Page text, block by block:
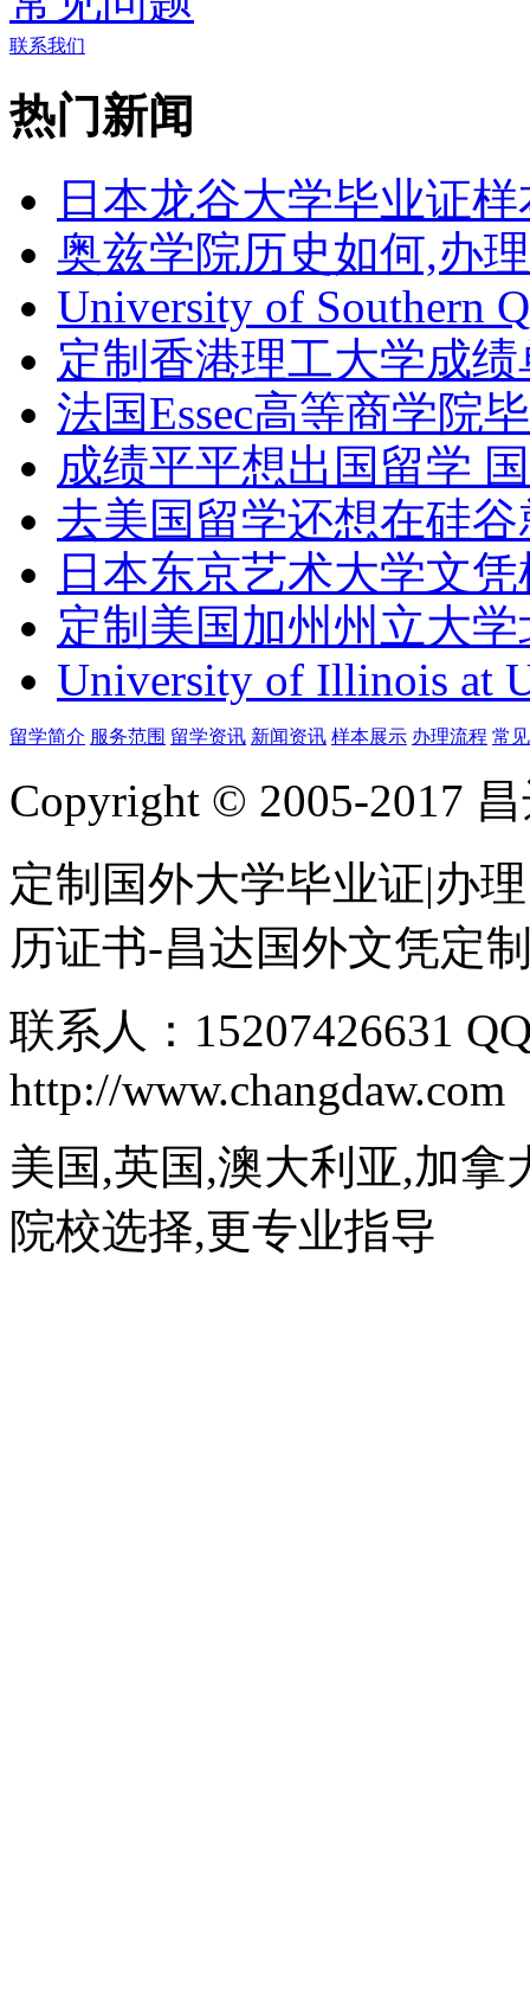
联系我们
热门新闻
日本龙谷大学毕业证
奥兹学院历史如何,办
University of Southern
定制香港理工大学成绩
法国Essec高等商学院
成绩平平想出国留学
去美国留学还想在硅
日本东京艺术大学文
定制美国加州州立大
University of Illinois at
留学简介 服务范围 留学资讯 新闻资讯 样本展示 办理流程 常
Copyright © 2005-2017
定制国外大学毕业证|办
历证书-昌达国外文凭定
联系人：15207426631
http://www.changdaw.com
美国,英国,澳大利亚,加拿
院校选择,更专业指导